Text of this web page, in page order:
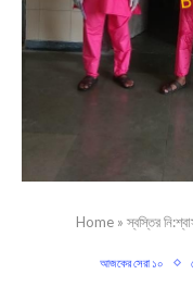
Home » স্বস্তির
আজকের সেরা ১০